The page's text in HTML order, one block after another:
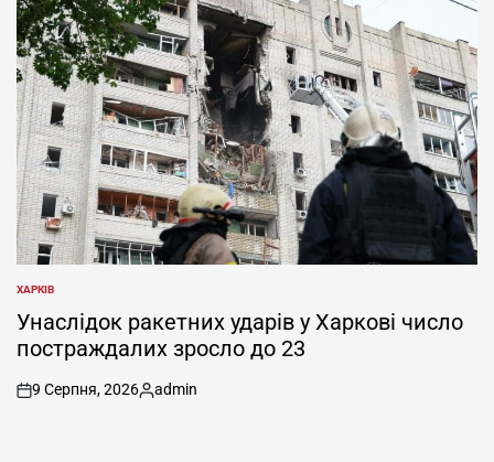
ОПУБЛІКУВАТИ
У
ХАРКІВ
Унаслідок ракетних ударів у Харкові число
постраждалих зросло до 23
on
9 Серпня, 2026
Опубліковано
admin